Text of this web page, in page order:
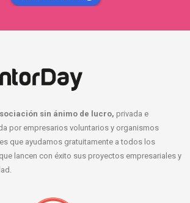
sin ánimo de lucro, privada e
por empresarios voluntarios y organismos
que ayudamos gratuitamente a todos los
lancen con éxito sus proyectos empresariales y